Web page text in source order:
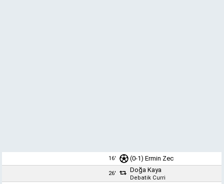
16' (0-1)Ermin Zec
26' Doğa Kaya
Debatik Curri